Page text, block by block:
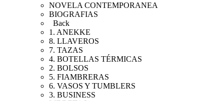
NOVELA CONTEMPORANEA
BIOGRAFIAS
Back
1. ANEKKE
8. LLAVEROS
7. TAZAS
4. BOTELLAS TÉRMICAS
2. BOLSOS
5. FIAMBRERAS
6. VASOS Y TUMBLERS
3. BUSINESS